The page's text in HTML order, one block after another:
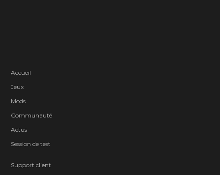
Accueil
Jeux
Mods
Communauté
Actus
Session de test
Support client